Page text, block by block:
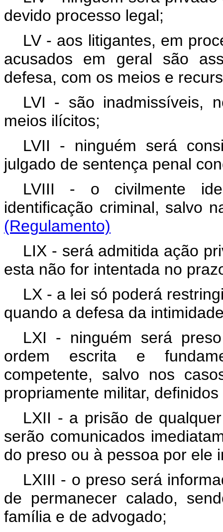
devido processo legal;
LV - aos litigantes, em
acusados em geral são
defesa, com os meios e
LVI - são inadmissíveis,
meios ilícitos;
LVII - ninguém será
julgado de sentença penal
LVIII - o civilmente
identificação criminal,
(Regulamento)
LIX - será admitida ação
esta não for intentada no
LX - a lei só poderá
quando a defesa da
LXI - ninguém será
ordem escrita e
competente, salvo nos
propriamente militar,
LXII - a prisão de
serão comunicados
do preso ou à pessoa por ele
LXIII - o preso será
de permanecer calado,
família e de advogado;